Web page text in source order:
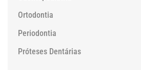
Ortodontia
Periodontia
Próteses Dentárias